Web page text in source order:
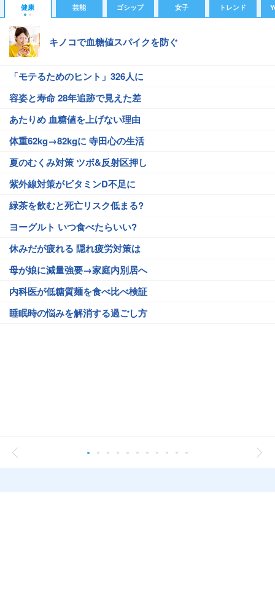
健康 芸能 ゴシップ 女子 トレンド
キノコで血糖値スパイクを防ぐ
「モテるためのヒント」326人に
容姿と寿命 28年追跡で見えた差
あたりめ 血糖値を上げない理由
体重62kg→82kgに 寺田心の生活
夏のむくみ対策 ツボ&反射区押し
紫外線対策がビタミンD不足に
緑茶を飲むと死亡リスク低まる?
ヨーグルト いつ食べたらいい?
休みだが疲れる 隠れ疲労対策は
母が娘に減量強要→家庭内別居へ
内科医が低糖質麺を食べ比べ検証
睡眠時の悩みを解消する過ごし方